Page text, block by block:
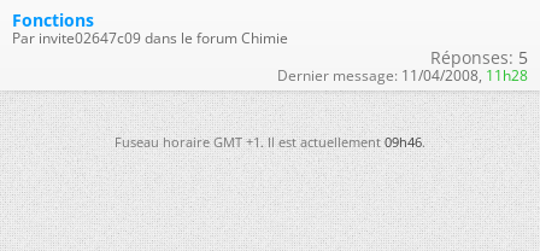
Fonctions
Par invite02647c09 dans le forum Chimie
Réponses: 5
Dernier message: 11/04/2008, 11h28
Fuseau horaire GMT +1. Il est actuellement09h46.